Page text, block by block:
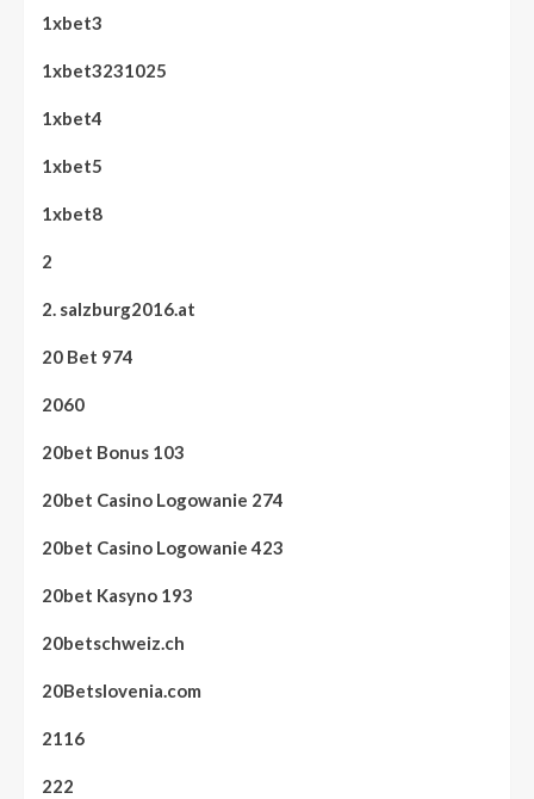
1xbet3
1xbet3231025
1xbet4
1xbet5
1xbet8
2
2. salzburg2016.at
20 Bet 974
2060
20bet Bonus 103
20bet Casino Logowanie 274
20bet Casino Logowanie 423
20bet Kasyno 193
20betschweiz.ch
20Betslovenia.com
2116
222